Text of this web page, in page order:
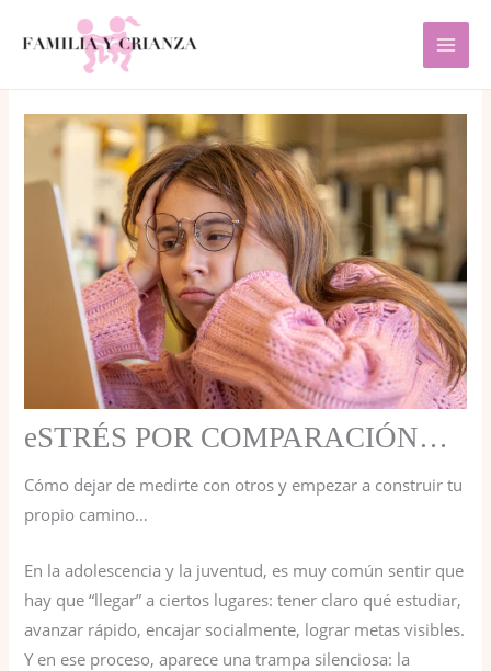
eSTRÉS POR COMPARACIÓN…
Cómo dejar de medirte con otros y empezar a construir tu
propio camino…
En la adolescencia y la juventud, es muy común sentir que
hay que “llegar” a ciertos lugares: tener claro qué estudiar,
avanzar rápido, encajar socialmente, lograr metas visibles.
Y en ese proceso, aparece una trampa silenciosa: la